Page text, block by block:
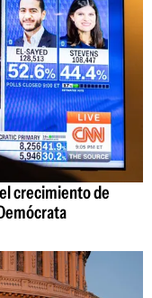
crecimiento de